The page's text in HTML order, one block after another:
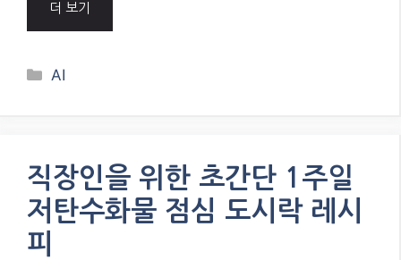
더 보기
Categories
AI
직장인을 위한 초간단 1주일
저탄수화물 점심 도시락 레시
피